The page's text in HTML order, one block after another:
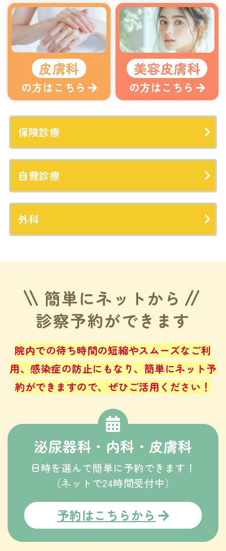
皮膚科
の方はこちら
美容皮膚科
の方はこちら
保険診療
自費診療
外科
簡単にネットから
診察予約ができます
院内での待ち時間の短縮やスムーズなご利
用、感染症の防止にもなり、 簡単にネット予
約ができますので、ぜひご活用ください！
泌尿器科・内科・皮膚科
日時を選んで簡単に予約できます！
（ネットで24時間受付中）
予約はこちらから